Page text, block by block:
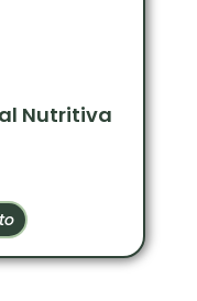
Nutritiva